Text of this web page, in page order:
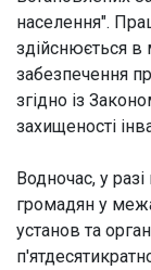
населення".
здійснюється
забезпечення
згідно із
захищеності
Водночас, у
громадян у
установ та